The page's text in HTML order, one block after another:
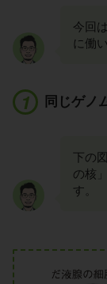
今回
に働
同じゲノ
下の
の核
す。